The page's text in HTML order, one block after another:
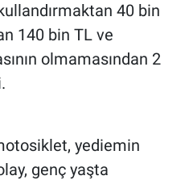
40 bin
140 bin TL ve
olmamasından 2
yediemin
genç yaşta